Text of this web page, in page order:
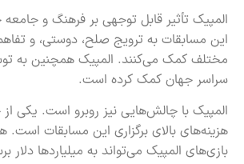
المپیک تأثیر قابل توجهی بر فرهنگ و
این مسابقات به ترویج صلح، دوستی، و
مختلف کمک می‌کنند. المپیک همچنین به
سراسر جهان کمک کرده است.
المپیک با چالش‌هایی نیز روبرو است. یکی
هزینه‌های بالای برگزاری این مسابقات است.
بازی‌های المپیک می‌تواند به میلیاردها دلار